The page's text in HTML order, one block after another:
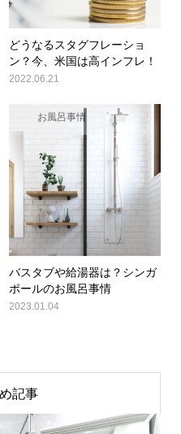
どうなるスタグフレーショ
ン？今、米国は高インフレ！
2022.06.21
お風呂事情
バスタブや給湯器は？シンガ
ポールのお風呂事情
2023.01.04
記事